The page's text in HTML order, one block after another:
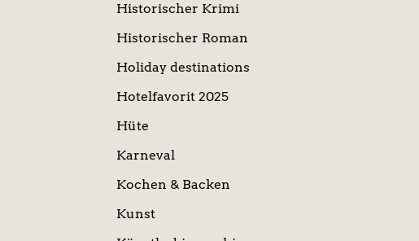
Historischer Krimi
Historischer Roman
Holiday destinations
Hotelfavorit 2025
Hüte
Karneval
Kochen & Backen
Kunst